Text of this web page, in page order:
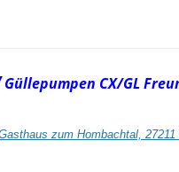
Güllepumpen CX/GL
zum Hombachtal,